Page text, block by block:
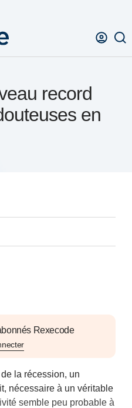
record
en
Rexecode
la récession, un
nécessaire à un véritable
semble peu probable à